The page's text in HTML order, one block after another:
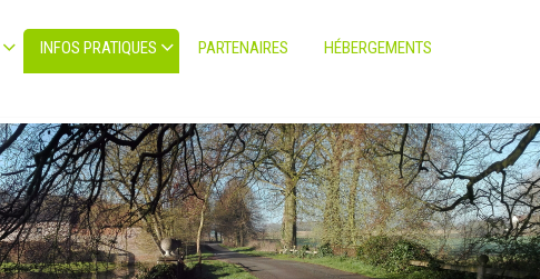
INFOS PRATIQUES PARTENAIRES HÉBERGEMENTS